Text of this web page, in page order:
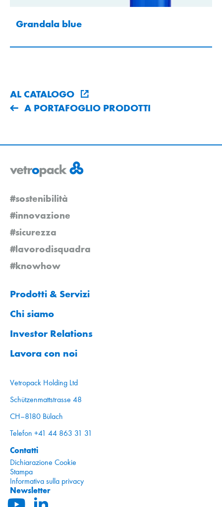
Grandala blue
AL CATALOGO
A PORTAFOGLIO PRODOTTI
#sostenibilità
#innovazione
#sicurezza
#lavorodisquadra
#knowhow
Prodotti & Servizi
Chi siamo
Investor Relations
Lavora con noi
Vetropack Holding Ltd
Schützenmattstrasse 48
CH–8180 Bülach
Telefon +41 44 863 31 31
Contatti
Dichiarazione Cookie
Stampa
Informativa sulla privacy
Newsletter